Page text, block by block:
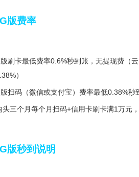
版费率
刷卡最低费率0.6%秒到账，无提现费（
）
扫码（微信或支付宝）费率最低0.38%秒
头三个月每个月扫码+信用卡刷卡满1万元
版秒到说明